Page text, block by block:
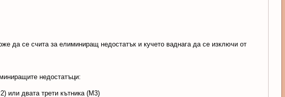
да се счита за елиминиращ недостатък и кучето ваднага да се изключи от
недостатъци:
или двата трети кътника (М3)